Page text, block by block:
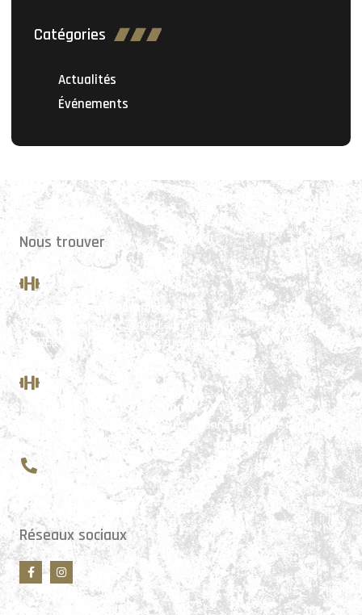
Catégories
Actualités
Événements
Nous trouver
Ancienne caserne Pompiers
39 Rue Saint-Laurent 77400 Lagny-sur-Marne
(ENTRÉE et PARKING => côté rue des sources !)
Salle de la Mairie de Pomponne
5 rue du général Leclerc, 77400 Pomponne (à côté de la mairie)
07 43 33 72 80
Réseaux sociaux